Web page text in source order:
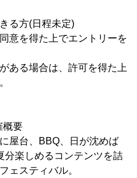
る方(日程未定)
意を得た上でエントリーを
ある場合は、許可を得た上
概要
屋台、BBQ、日が沈めば
楽しめるコンテンツを詰
ェスティバル。